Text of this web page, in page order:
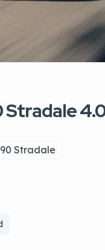
Stradale
Stradale